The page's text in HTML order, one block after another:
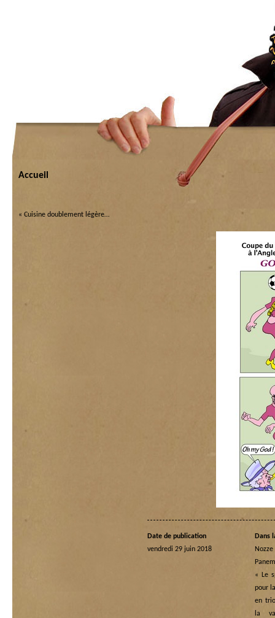
Accueil
« Cuisine doublement légère…
Date de publication
vendredi 29 juin 2018
Dans
« Le
pour
en
la